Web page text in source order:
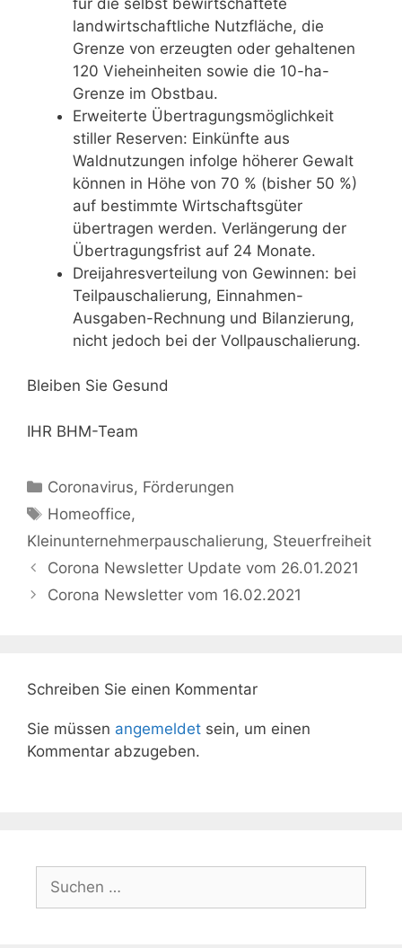
landwirtschaftliche Nutzfläche, die
Grenze von erzeugten oder gehaltenen
120 Vieheinheiten sowie die 10-ha-
Grenze im Obstbau.
Erweiterte Übertragungsmöglichkeit
stiller Reserven: Einkünfte aus
Waldnutzungen infolge höherer Gewalt
können in Höhe von 70 % (bisher 50 %)
auf bestimmte Wirtschafts­güter
übertragen werden. Verlängerung der
Übertragungs­frist auf 24 Monate.
Dreijahresverteilung von Gewinnen: bei
Teilpauschalierung, Einnahmen-
Ausgaben-Rechnung und Bilanzierung,
nicht jedoch bei der Vollpauschalierung.
Bleiben Sie Gesund
IHR BHM-Team
Kategorien
Coronavirus, Förderungen
Schlagwörter
Homeoffice,
Kleinunternehmerpauschalierung, Steuerfreiheit
Corona Newsletter Update vom 26.01.2021
Corona Newsletter vom 16.02.2021
Schreiben Sie einen Kommentar
Sie müssen angemeldet sein, um einen
Kommentar abzugeben.
Suchen
nach: